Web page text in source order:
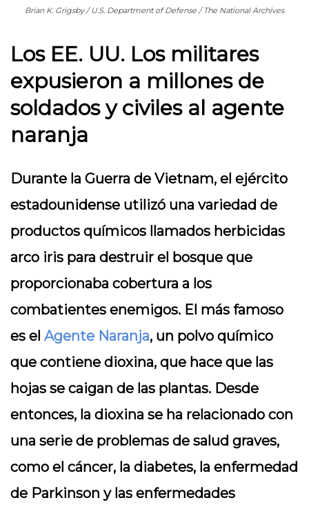
Brian K. Grigsby / U.S. Department of Defense / The National Archives
Los EE. UU. Los militares
expusieron a millones de
soldados y civiles al agente
naranja
Durante la Guerra de Vietnam, el ejército
estadounidense utilizó una variedad de
productos químicos llamados herbicidas
arco iris para destruir el bosque que
proporcionaba cobertura a los
combatientes enemigos. El más famoso
es el Agente Naranja, un polvo químico
que contiene dioxina, que hace que las
hojas se caigan de las plantas. Desde
entonces, la dioxina se ha relacionado con
una serie de problemas de salud graves,
como el cáncer, la diabetes, la enfermedad
de Parkinson y las enfermedades